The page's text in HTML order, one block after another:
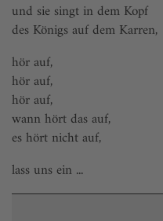
und sie singt in dem Kopf
des Königs auf dem Karren,
hör auf,
hör auf,
hör auf,
wann hört das auf,
es hört nicht auf,
lass uns ein ...